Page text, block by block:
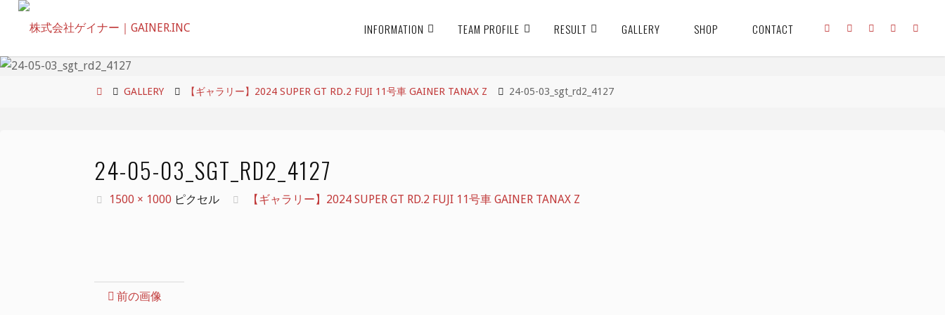
ン
INFORMATION TEAM PROFILE RESULT GALLERY SHOP CONTACT
ホ
GALLERY 【ギャラリー】2024 SUPER GT RD.2 FUJI 11号車 GAINER TANAX Z 24-05-03_sgt_rd2_4127
24-05-03_SGT_RD2_4127
フ
1500 × 1000 ピクセル 【ギャラリー】2024 SUPER GT RD.2 FUJI 11号車 GAINER TANAX Z
前の画像